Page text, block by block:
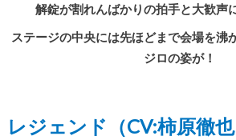
解錠が割れんばかりの拍手と大歓声
ステージの中央には先ほどまで会場を沸
ジロの姿が！
レジェンド（CV:柿原徹